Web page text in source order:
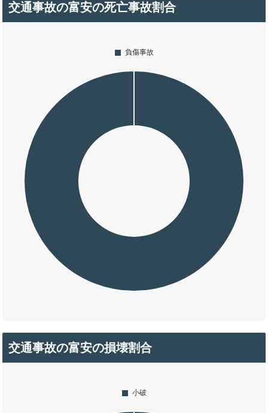
交通事故の富安の死亡事故割合
交通事故の富安の損壊割合